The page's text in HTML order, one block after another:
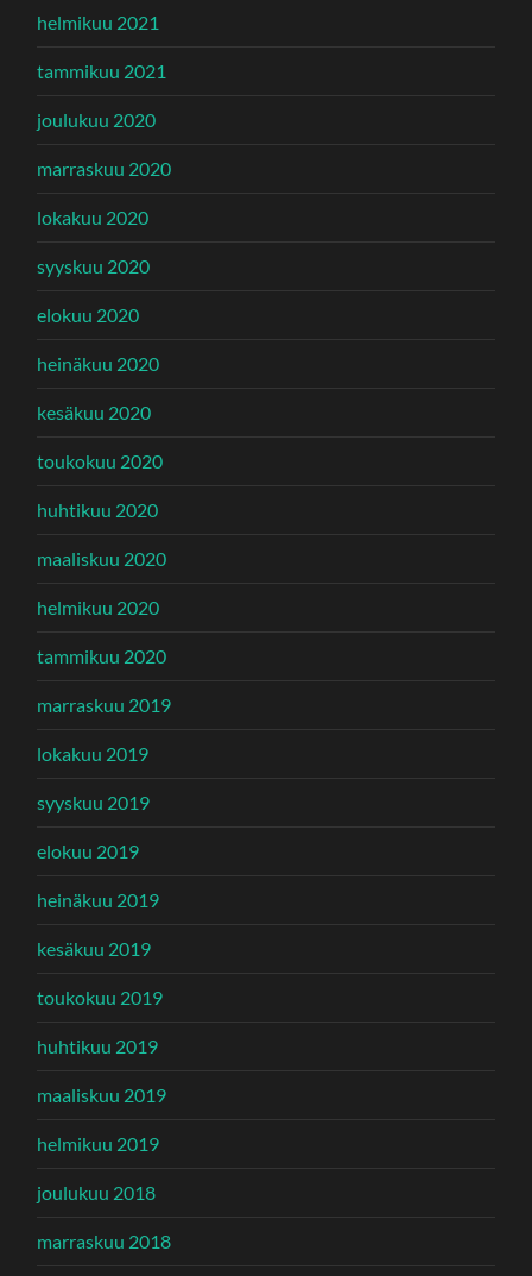
helmikuu 2021
tammikuu 2021
joulukuu 2020
marraskuu 2020
lokakuu 2020
syyskuu 2020
elokuu 2020
heinäkuu 2020
kesäkuu 2020
toukokuu 2020
huhtikuu 2020
maaliskuu 2020
helmikuu 2020
tammikuu 2020
marraskuu 2019
lokakuu 2019
syyskuu 2019
elokuu 2019
heinäkuu 2019
kesäkuu 2019
toukokuu 2019
huhtikuu 2019
maaliskuu 2019
helmikuu 2019
joulukuu 2018
marraskuu 2018